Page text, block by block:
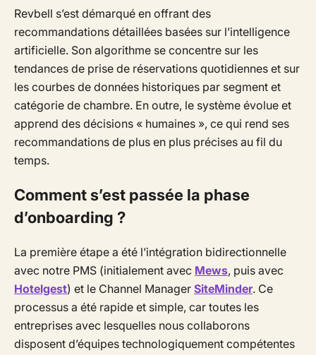
Revbell s’est démarqué en offrant des
recommandations détaillées basées sur l’intelligence
artificielle. Son algorithme se concentre sur les
tendances de prise de réservations quotidiennes et sur
les courbes de données historiques par segment et
catégorie de chambre. En outre, le système évolue et
apprend des décisions « humaines », ce qui rend ses
recommandations de plus en plus précises au fil du
temps.
Comment s’est passée la phase
d’onboarding ?
La première étape a été l’intégration bidirectionnelle
avec notre PMS (initialement avec Mews, puis avec
Hotelgest) et le Channel Manager SiteMinder. Ce
processus a été rapide et simple, car toutes les
entreprises avec lesquelles nous collaborons
disposent d’équipes technologiquement compétentes